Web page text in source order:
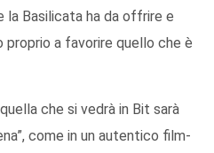
la Basilicata ha da offrire e
proprio a favorire quello che è
che si vedrà in Bit sarà
come in un autentico film-